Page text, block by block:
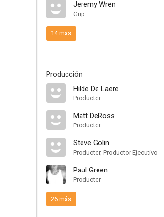
Jeremy Wren
Grip
14 más
Producción
Hilde De Laere
Productor
Matt DeRoss
Productor
Steve Golin
Productor, Productor Ejecutivo
Paul Green
Productor
26 más